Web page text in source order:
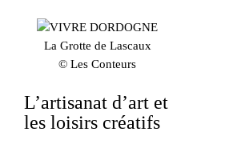
La Grotte de Lascaux
© Les Conteurs
L’artisanat d’art et
les loisirs créatifs